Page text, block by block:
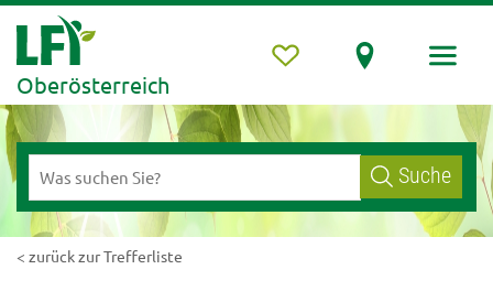
Oberösterreich
Suche
< zurück zur Trefferliste